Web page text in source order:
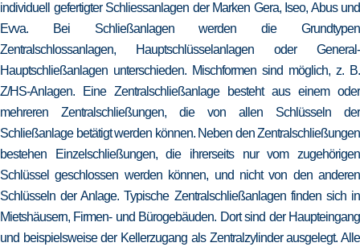
individuell gefertigter Schliessanlagen der Marken Gera, Iseo, Abus und
Evva. Bei Schließanlagen werden die Grundtypen
Zentralschlossanlagen, Hauptschlüsselanlagen oder General-
Hauptschließanlagen unterschieden. Mischformen sind möglich, z. B.
Z/HS-Anlagen. Eine Zentralschließanlage besteht aus einem oder
mehreren Zentralschließungen, die von allen Schlüsseln der
Schließanlage betätigt werden können. Neben den Zentralschließungen
bestehen Einzelschließungen, die ihrerseits nur vom zugehörigen
Schlüssel geschlossen werden können, und nicht von den anderen
Schlüsseln der Anlage. Typische Zentralschließanlagen finden sich in
Mietshäusern, Firmen- und Bürogebäuden. Dort sind der Haupteingang
und beispielsweise der Kellerzugang als Zentralzylinder ausgelegt. Alle